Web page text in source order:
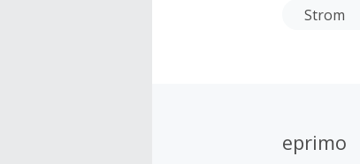
Strom
eprimo